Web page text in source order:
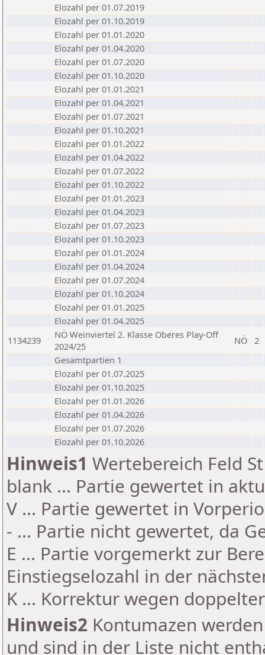
Elozahl per 01.07.2019
Elozahl per 01.10.2019
Elozahl per 01.01.2020
Elozahl per 01.04.2020
Elozahl per 01.07.2020
Elozahl per 01.10.2020
Elozahl per 01.01.2021
Elozahl per 01.04.2021
Elozahl per 01.07.2021
Elozahl per 01.10.2021
Elozahl per 01.01.2022
Elozahl per 01.04.2022
Elozahl per 01.07.2022
Elozahl per 01.10.2022
Elozahl per 01.01.2023
Elozahl per 01.04.2023
Elozahl per 01.07.2023
Elozahl per 01.10.2023
Elozahl per 01.01.2024
Elozahl per 01.04.2024
Elozahl per 01.07.2024
Elozahl per 01.10.2024
Elozahl per 01.01.2025
Elozahl per 01.04.2025
1134239
NÖ Weinviertel 2. Klasse Oberes Play-Off
2024/25
NÖ 2
Gesamtpartien 1
Elozahl per 01.07.2025
Elozahl per 01.10.2025
Elozahl per 01.01.2026
Elozahl per 01.04.2026
Elozahl per 01.07.2026
Elozahl per 01.10.2026
Hinweis1 Wertebereich Feld
blank ... Partie gewertet in
V ... Partie gewertet in
- ... Partie nicht gewertet, da
E ... Partie vorgemerkt zur
Einstiegselozahl in der
K ... Korrektur wegen
Hinweis2 Kontumazen
und sind in der Liste nicht